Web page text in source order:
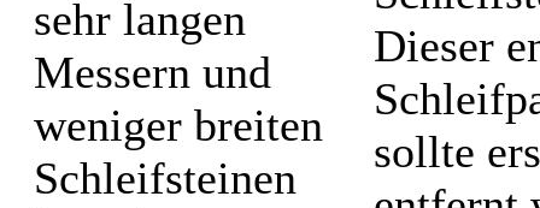
sehr langen
Messern und
weniger breiten
Schleifsteinen
Dieser
sollte